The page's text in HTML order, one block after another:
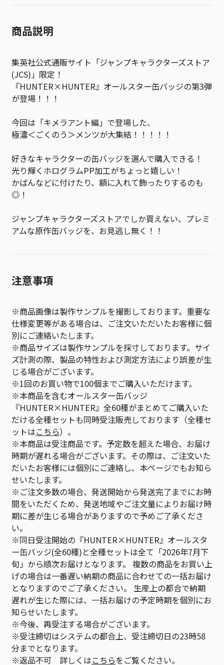
商品説明
集英社公式通販サイト「ジャンプキャラクターズストア
(JCS)」限定！
『HUNTER×HUNTER』オールスター缶バッジの第3弾
が登場！！！
今回は「キメラアント編」で登場した、
極濃＜ごくのう＞メンツが大集結！！！！！
好きなキャラクターの缶バッジを選んで購入できる！
光り輝くホログラムPP加工がちょっと嬉しい！
かばんなどに付けたり、額に入れて飾ったりするのも
◎！
ジャンプキャラクターズストアでしか買えない、プレミ
アムな原作缶バッジを、お見逃し無く！！
注意事項
※商品画像は製作サンプルを撮影しております。重要な
仕様変更等がある場合は、ご注文いただいたお客様に個
別にご連絡いたします。
※商品サイズは製作サンプルを採寸しております。サイ
ズ計測の際、製品の特性および測定方法により誤差が生
じる場合がございます。
※1回のお買い物で100個までご購入いただけます。
※本商品を含むオールスター缶バッジ
『HUNTER×HUNTER』全60種がまとめてご購入いた
だける全種セットも同時受注販売しております（全種セ
ットはこちら）。
※本商品は受注商品です。予定数を超えた場合、お届け
時期が遅れる場合がございます。その際は、ご注文いた
だいたお客様には個別にご連絡し、本ページでもお知ら
せいたします。
※ご注文多数の場合、発送開始から発送完了までにお時
間をいただくため、発送地域やご注文量によりお届け時
期に差が生じる場合がありますので予めご了承くださ
い。
※同日受注開始の『HUNTER×HUNTER』オールスタ
ー缶バッジ(全60種)と全種セットは全て「2026年7月下
旬」から順次お届けとなります。 複数の商品をお買い上
げの場合は一番遅い納期の商品に合わせての一括お届け
となりますのでご了承ください。 生産上の都合で納期
遅れが生じた際には、一括お届けの予定時期を個別にお
知らせいたします。
※今後、再受注する場合がございます。
※受注締切はシステムの都合上、受注締切日の23時58
分までとなります。
※返品不可 詳しくはこちらをご覧ください。